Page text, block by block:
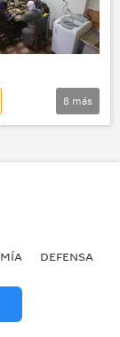
8 más
DEFENSA